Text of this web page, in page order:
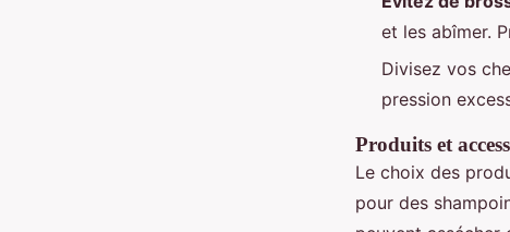
et les abîmer.
Divisez vos
pression
Produits et
Le choix des
pour des